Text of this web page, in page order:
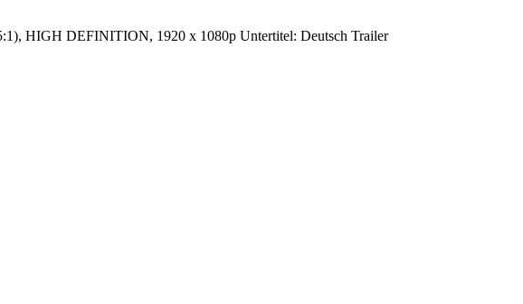
HIGH DEFINITION, 1920 x 1080p Untertitel: Deutsch Trailer